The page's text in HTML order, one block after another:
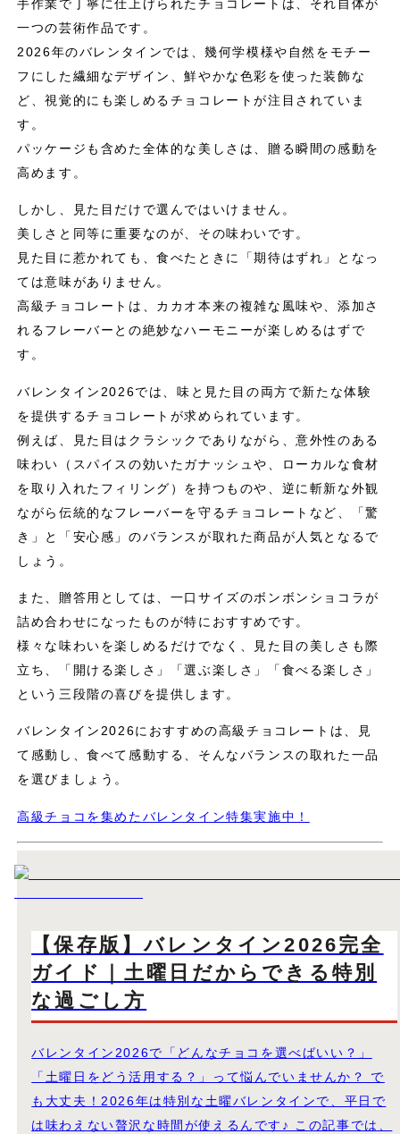
手作業で丁寧に仕上げられたチョコレートは、それ自体が
一つの芸術作品です。
2026年のバレンタインでは、幾何学模様や自然をモチー
フにした繊細なデザイン、鮮やかな色彩を使った装飾な
ど、視覚的にも楽しめるチョコレートが注目されていま
す。
パッケージも含めた全体的な美しさは、贈る瞬間の感動を
高めます。
しかし、見た目だけで選んではいけません。
美しさと同等に重要なのが、その味わいです。
見た目に惹かれても、食べたときに「期待はずれ」となっ
ては意味がありません。
高級チョコレートは、カカオ本来の複雑な風味や、添加さ
れるフレーバーとの絶妙なハーモニーが楽しめるはずで
す。
バレンタイン2026では、味と見た目の両方で新たな体験
を提供するチョコレートが求められています。
例えば、見た目はクラシックでありながら、意外性のある
味わい（スパイスの効いたガナッシュや、ローカルな食材
を取り入れたフィリング）を持つものや、逆に斬新な外観
ながら伝統的なフレーバーを守るチョコレートなど、「驚
き」と「安心感」のバランスが取れた商品が人気となるで
しょう。
また、贈答用としては、一口サイズのボンボンショコラが
詰め合わせになったものが特におすすめです。
様々な味わいを楽しめるだけでなく、見た目の美しさも際
立ち、「開ける楽しさ」「選ぶ楽しさ」「食べる楽しさ」
という三段階の喜びを提供します。
バレンタイン2026におすすめの高級チョコレートは、見
て感動し、食べて感動する、そんなバランスの取れた一品
を選びましょう。
高級チョコを集めたバレンタイン特集実施中！
【保存版】バレンタイン2026完全
ガイド｜土曜日だからできる特別
な過ごし方
バレンタイン2026で「どんなチョコを選べばいい？」
「土曜日をどう活用する？」って悩んでいませんか？ で
も大丈夫！2026年は特別な土曜バレンタインで、平日で
は味わえない贅沢な時間が使えるんです♪ この記事では、